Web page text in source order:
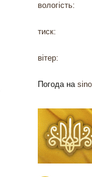
вологість:
тиск:
вітер:
Погода на